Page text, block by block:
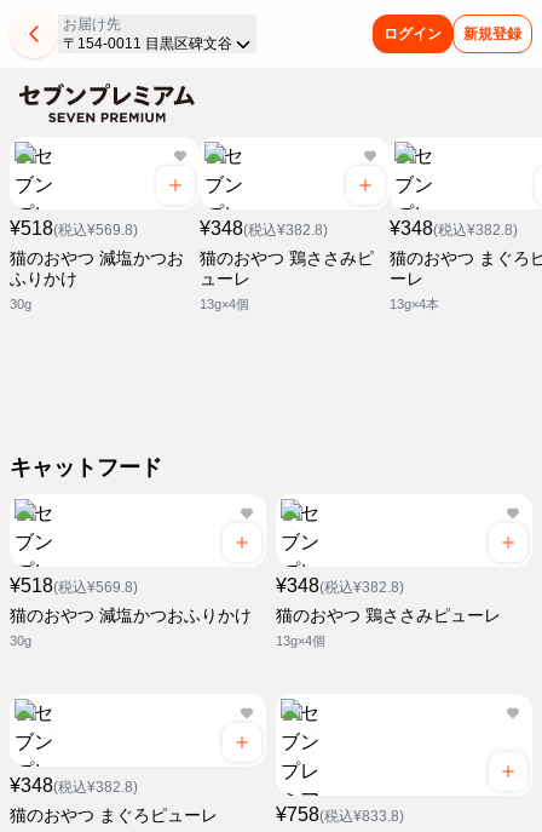
お届け先
〒154-0011 目黒区碑文谷
ログイン 新規登録
¥518(税込¥569.8)
猫のおやつ 減塩かつお
ふりかけ
30g
¥348(税込¥382.8)
猫のおやつ 鶏ささみピ
ューレ
13g×4個
¥348(税込¥382.8)
猫のおやつ まぐろ
ーレ
13g×4本
キャットフード
¥518(税込¥569.8)
猫のおやつ 減塩かつおふりかけ
30g
¥348(税込¥382.8)
猫のおやつ 鶏ささみピューレ
13g×4個
¥348(税込¥382.8)
猫のおやつ まぐろピューレ ¥758(税込¥833.8)